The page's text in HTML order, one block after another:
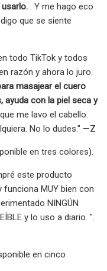
. Y me hago eco
que se siente
todo TikTok y todos
razón y ahora lo juro.
masajear el cuero
ayuda con la piel seca y
me lavo el cabello.
No lo dudes." —Z
en tres colores).
este producto
funciona MUY bien con
NINGÚN
y lo uso a diario. ".
en cinco